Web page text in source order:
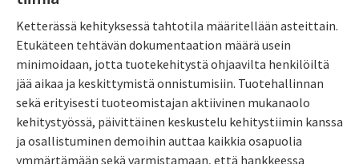
Ketterässä kehityksessä tahtotila määritellään asteittain.
Etukäteen tehtävän dokumentaation määrä usein
minimoidaan, jotta tuotekehitystä ohjaavilta henkilöiltä
jää aikaa ja keskittymistä onnistumisiin. Tuotehallinnan
sekä erityisesti tuoteomistajan aktiivinen mukanaolo
kehitystyössä, päivittäinen keskustelu kehitystiimin kanssa
ja osallistuminen demoihin auttaa kaikkia osapuolia
ymmärtämään sekä varmistamaan, että hankkeessa